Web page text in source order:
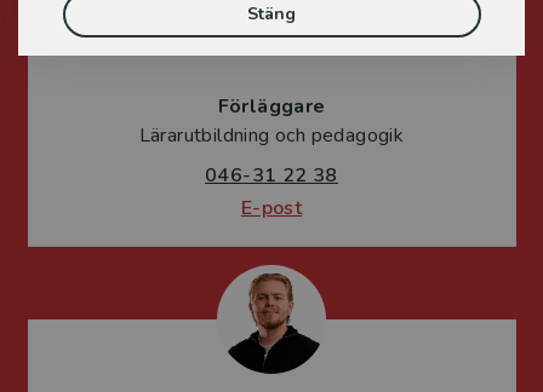
Stäng
Sigrid Ekblad
Förläggare
Lärarutbildning och pedagogik
046-31 22 38
E-post